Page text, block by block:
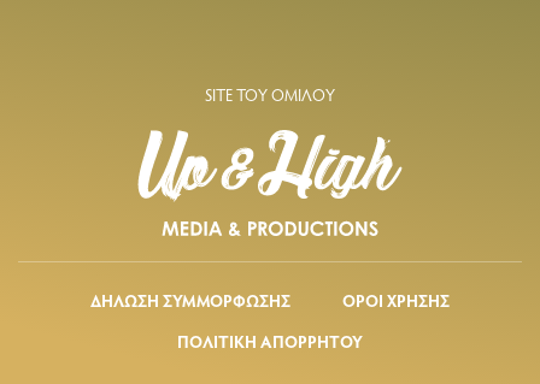
SITE ΤΟΥ ΟΜΙΛΟΥ
ΔΗΛΩΣΗ ΣΥΜΜΟΡΦΩΣΗΣ
ΟΡΟΙ ΧΡΗΣΗΣ
ΠΟΛΙΤΙΚΗ ΑΠΟΡΡΗΤΟΥ